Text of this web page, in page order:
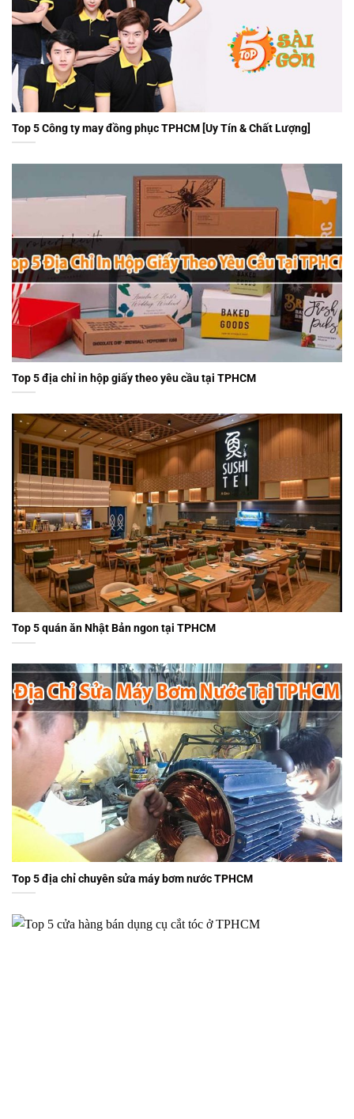
Top 5 Công ty may đồng phục TPHCM [Uy Tín & Chất Lượng]
Top 5 địa chỉ in hộp giấy theo yêu cầu tại TPHCM
Top 5 quán ăn Nhật Bản ngon tại TPHCM
Top 5 địa chỉ chuyên sửa máy bơm nước TPHCM